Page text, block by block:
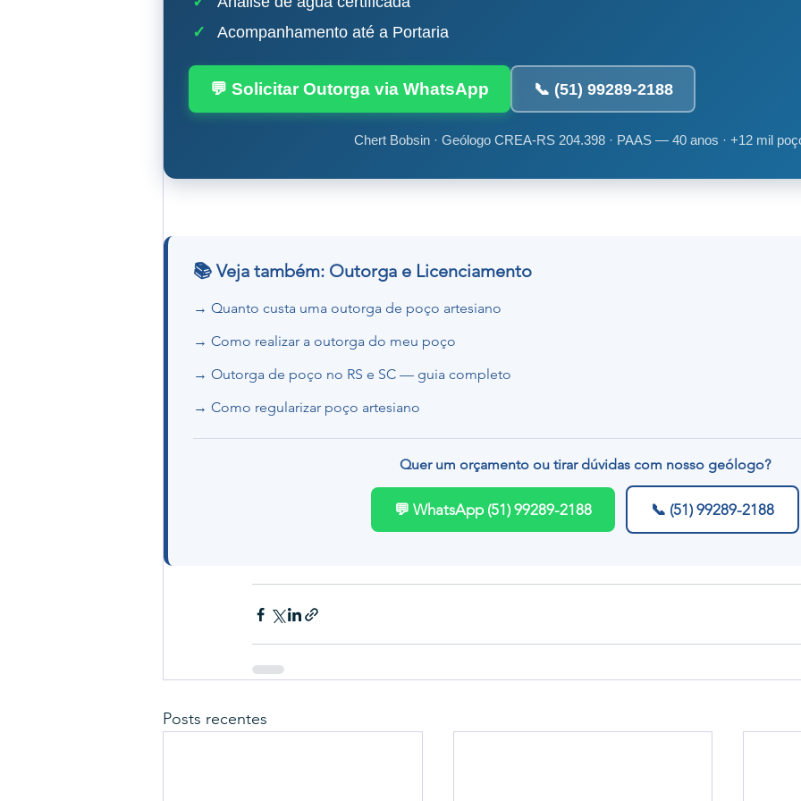
✓
Acompanhamento até a Portaria
💬 Solicitar Outorga via WhatsApp 📞 (51) 99289-2188
Chert Bobsin · Geólogo CREA-RS 204.398 · PAAS — 40 anos · +12 mil
📚 Veja também: Outorga e Licenciamento
→ Quanto custa uma outorga de poço artesiano
→ Como realizar a outorga do meu poço
→ Outorga de poço no RS e SC — guia completo
→ Como regularizar poço artesiano
Quer um orçamento ou tirar dúvidas com nosso geólogo?
💬 WhatsApp (51) 99289-2188 📞 (51) 99289-2188
Posts recentes